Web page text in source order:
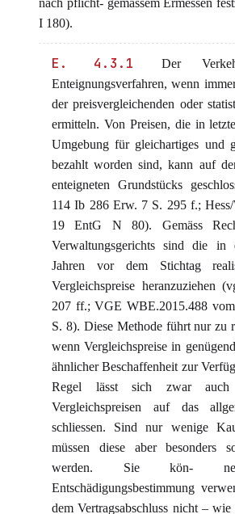
nach pflicht- gemässem Ermessen
I 180).
E. 4.3.1
Der
Enteignungsverfahren, wenn
der preisvergleichenden oder
ermitteln. Von Preisen, die in
Umgebung für gleichartiges und
bezahlt worden sind, kann auf
enteigneten Grundstücks
114 Ib 286 Erw. 7 S. 295 f.;
19 EntG N 80). Gemäss
Verwaltungsgerichts sind die in
Jahren vor dem Stichtag
Vergleichspreise heranzuziehen
207 ff.; VGE WBE.2015.488
S. 8). Diese Methode führt nur zu
wenn Vergleichspreise in
ähnlicher Beschaffenheit zur
Regel lässt sich zwar auch
Vergleichspreisen auf das
schliessen. Sind nur wenige
müssen diese aber besonders
werden. Sie kön-
Entschädigungsbestimmung
dem Vertragsabschluss nicht –